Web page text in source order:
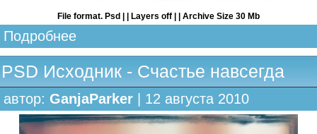
File format. Psd | | Layers off | | Archive Size 30 Mb
Подробнее
PSD Исходник - Счастье навсегда
автор: GanjaParker | 12 августа 2010